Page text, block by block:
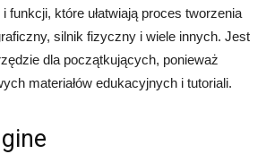
funkcji, które ułatwiają proces tworzenia
silnik fizyczny i wiele innych. Jest
dla początkujących, ponieważ
materiałów edukacyjnych i tutoriali.